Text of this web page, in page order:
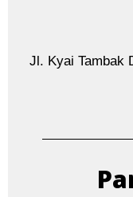
Jl. Kyai Tambak